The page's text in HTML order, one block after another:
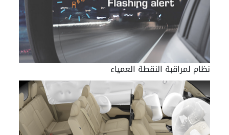
نظام لمراقبة النقطة العمياء